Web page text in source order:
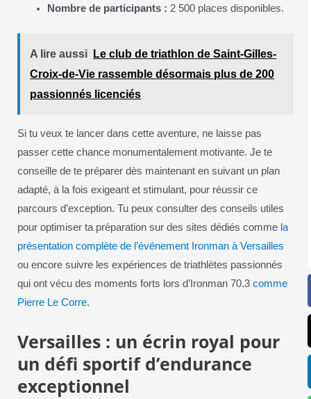
Nombre de participants : 2 500 places disponibles.
A lire aussi
Le club de triathlon de Saint-Gilles-
Croix-de-Vie rassemble désormais plus de 200
passionnés licenciés
Si tu veux te lancer dans cette aventure, ne laisse pas
passer cette chance monumentalement motivante. Je te
conseille de te préparer dès maintenant en suivant un plan
adapté, à la fois exigeant et stimulant, pour réussir ce
parcours d’exception. Tu peux consulter des conseils utiles
pour optimiser ta préparation sur des sites dédiés comme la
présentation complète de l’événement Ironman à Versailles
ou encore suivre les expériences de triathlètes passionnés
qui ont vécu des moments forts lors d’Ironman 70.3 comme
Pierre Le Corre.
Versailles : un écrin royal pour
un défi sportif d’endurance
exceptionnel